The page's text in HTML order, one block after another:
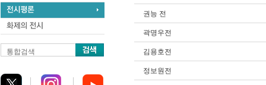
통합검색
권능 전
곽명우전
김용호전
정보원전